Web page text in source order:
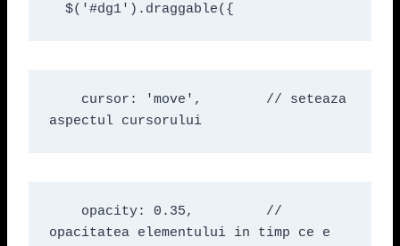
$('#dg1').draggable({
cursor: 'move',        // seteaza
aspectul cursorului
opacity: 0.35,         //
opacitatea elementului in timp ce e